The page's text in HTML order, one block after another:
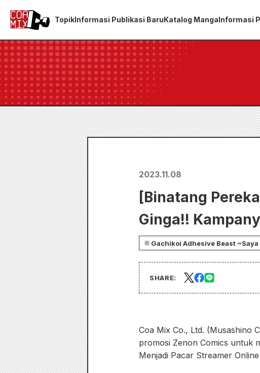
TopikInformasi Publikasi BaruKatalog MangaInformasi
2023.11.08
[Binatang
Ginga!!
Gachikoi Adhesive Beast
SHARE:
Coa Mix Co., Ltd. (Musashino
promosi Zenon Comics untuk
Menjadi Pacar Streamer